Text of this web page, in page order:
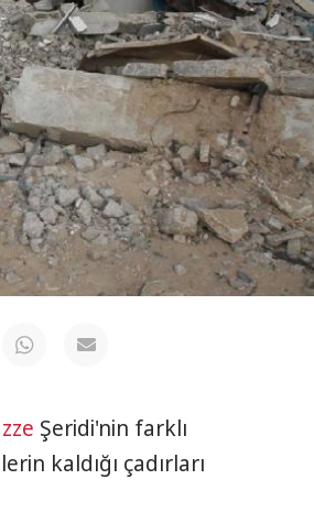
Şeridi'nin farklı
kaldığı çadırları